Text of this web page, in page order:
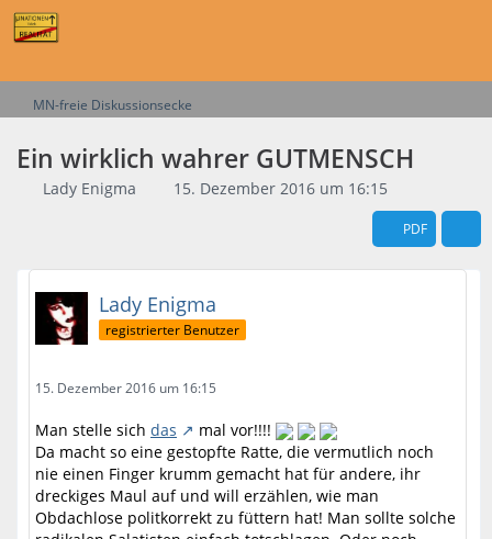
MN-freie Diskussionsecke
Ein wirklich wahrer GUTMENSCH
Lady Enigma 15. Dezember 2016 um 16:15
PDF
Lady Enigma
registrierter Benutzer
15. Dezember 2016 um 16:15
Man stelle sich das
mal vor!!!!
Da macht so eine gestopfte Ratte, die vermutlich noch
nie einen Finger krumm gemacht hat für andere, ihr
dreckiges Maul auf und will erzählen, wie man
Obdachlose politkorrekt zu füttern hat! Man sollte solche